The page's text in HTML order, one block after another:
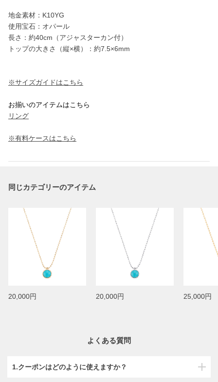
地金素材：K10YG
使用宝石：オパール
長さ：約40cm（アジャスターカン付）
トップの大きさ（縦×横）：約7.5×6mm
※サイズガイドはこちら
お揃いのアイテムはこちら
リング
※有料ケースはこちら
同じカテゴリーのアイテム
20,000円 20,000円 25,000円
よくある質問
1.クーポンはどのように使えますか？